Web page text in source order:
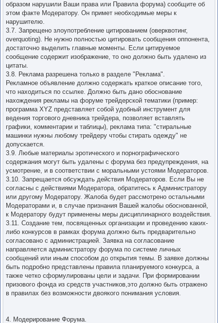
образом нарушили Ваши права или Правила форума) сообщите об
этом факте Модератору. Он примет необходимые меры к
нарушителю.
3.7. Запрещено злоупотребление цитированием (оверквотинг,
overquoting). Не нужно полностью цитировать сообщения оппонента,
достаточно выделить главные моменты. Если цитируемое
сообщение содержит изображение, то оно должно быть удалено из
цитаты.
3.8. Реклама разрешена только в разделе "Реклама".
Рекламное объявление должно содержать краткое описание того,
что находиться по ссылке. Должно быть дано обоснование
нахождения рекламы на форуме трейдерской тематики (пример:
программа XYZ представляет собой удобный инструмент для
ведения торгового дневника трейдера, позволяет вставлять
графики, комментарии и таблицы), реклама типа: "стиральные
машинки нужны любому трейдеру чтобы стирать одежду" не
допускается.
3.9. Любые материалы эротического и порнографического
содержания могут быть удалены с форума без предупреждения, на
усмотрение, и в соответствии с моральными устоями Модераторов.
3.10. Запрещается обсуждать действия Модераторов. Если Вы не
согласны с действиями Модератора, обратитесь к Администратору
или другому Модератору. Жалоба будет рассмотрено остальными
Модераторами и, в случае признания Вашей жалобы обоснованной,
к Модератору будут применены меры дисциплинарного воздействия.
3.11. Создание тем, посвященных организации и проведению каких-
либо конкурсов в рамках форума должно быть предварительно
согласовано с администрацией. Заявка на согласование
направляется администратору форума по системе личных
сообщений или иным способом до открытия темы. В заявке должны
быть подробно представлены правила планируемого конкурса, а
также четко сформулированы цели и задачи. При формировании
призового фонда из средств участников,это должно быть отражено
в правилах без возможности двоякого понимания условия.
4. Модерирование Форума.